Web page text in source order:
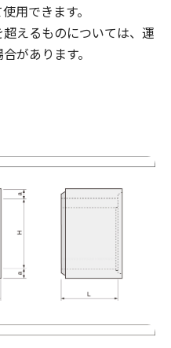
用できます。
えるものについては、運
があります。